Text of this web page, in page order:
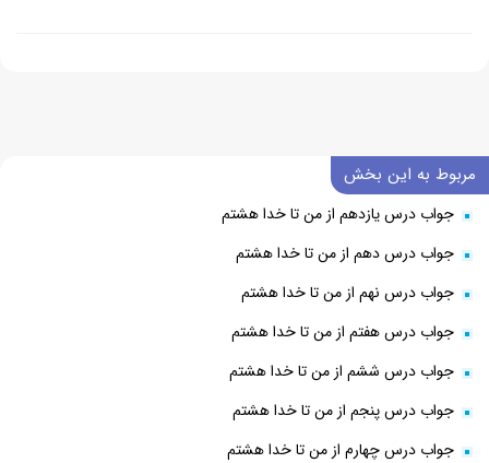
مربوط به این بخش
جواب درس یازدهم از من تا خدا هشتم
جواب درس دهم از من تا خدا هشتم
جواب درس نهم از من تا خدا هشتم
جواب درس هفتم از من تا خدا هشتم
جواب درس ششم از من تا خدا هشتم
جواب درس پنجم از من تا خدا هشتم
جواب درس چهارم از من تا خدا هشتم